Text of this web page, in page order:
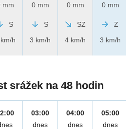
mm
S
h
0 mm
S
3 km/h
0 mm
SZ
4 km/h
0 mm
Z
3 km/h
srážek na 48 hodin
03:00
dnes
04:00
dnes
05:00
dnes